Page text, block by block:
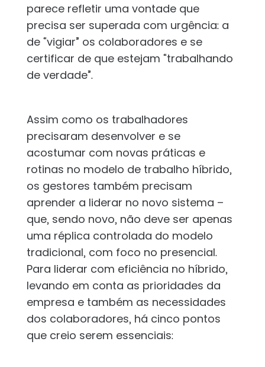
parece refletir uma vontade que
precisa ser superada com urgência: a
de “vigiar” os colaboradores e se
certificar de que estejam “trabalhando
de verdade”.
Assim como os trabalhadores
precisaram desenvolver e se
acostumar com novas práticas e
rotinas no modelo de trabalho híbrido,
os gestores também precisam
aprender a liderar no novo sistema –
que, sendo novo, não deve ser apenas
uma réplica controlada do modelo
tradicional, com foco no presencial.
Para liderar com eficiência no híbrido,
levando em conta as prioridades da
empresa e também as necessidades
dos colaboradores, há cinco pontos
que creio serem essenciais: